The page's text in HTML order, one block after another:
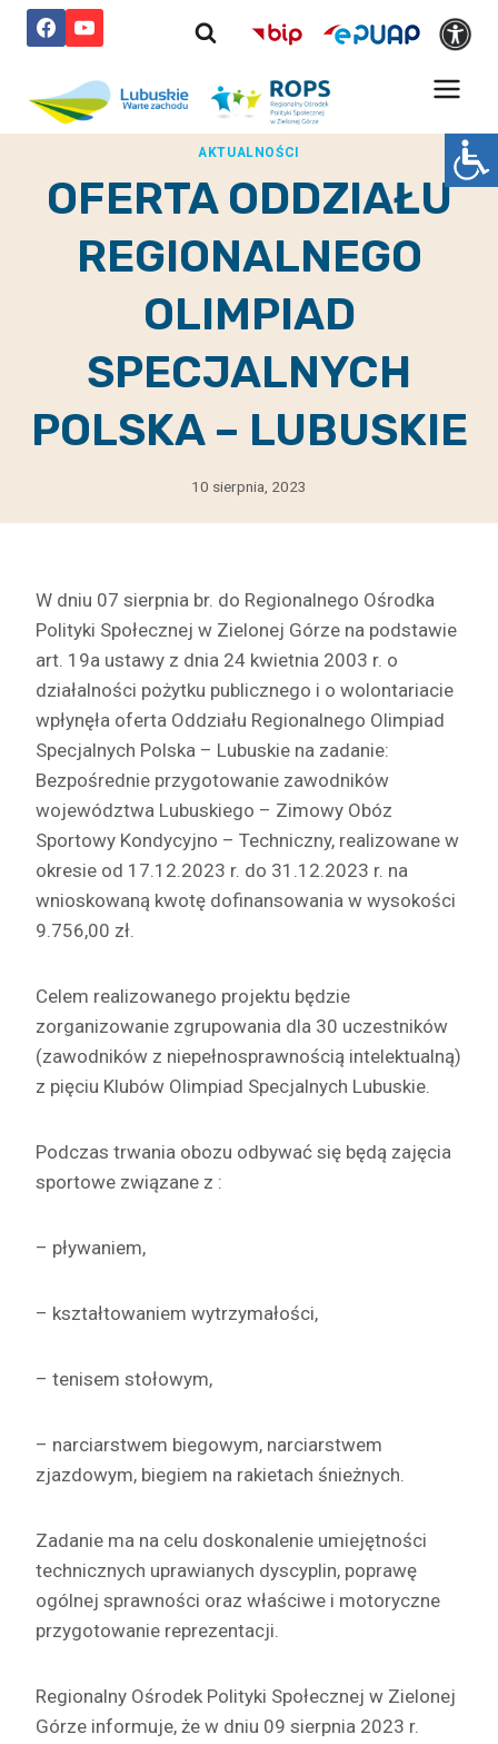
Przejdź
AKTUALNOŚCI
OFERTA ODDZIAŁU
REGIONALNEGO
OLIMPIAD
SPECJALNYCH
POLSKA – LUBUSKIE
10 sierpnia, 2023
W dniu 07 sierpnia br. do Regionalnego Ośrodka
Polityki Społecznej w Zielonej Górze na podstawie
art. 19a ustawy z dnia 24 kwietnia 2003 r. o
działalności pożytku publicznego i o wolontariacie
wpłynęła oferta Oddziału Regionalnego Olimpiad
Specjalnych Polska – Lubuskie na zadanie:
Bezpośrednie przygotowanie zawodników
województwa Lubuskiego – Zimowy Obóz
Sportowy Kondycyjno – Techniczny, realizowane w
okresie od 17.12.2023 r. do 31.12.2023 r. na
wnioskowaną kwotę dofinansowania w wysokości
9.756,00 zł.
Celem realizowanego projektu będzie
zorganizowanie zgrupowania dla 30 uczestników
(zawodników z niepełnosprawnością intelektualną)
z pięciu Klubów Olimpiad Specjalnych Lubuskie.
Podczas trwania obozu odbywać się będą zajęcia
sportowe związane z :
– pływaniem,
– kształtowaniem wytrzymałości,
– tenisem stołowym,
– narciarstwem biegowym, narciarstwem
zjazdowym, biegiem na rakietach śnieżnych.
Zadanie ma na celu doskonalenie umiejętności
technicznych uprawianych dyscyplin, poprawę
ogólnej sprawności oraz właściwe i motoryczne
przygotowanie reprezentacji.
Regionalny Ośrodek Polityki Społecznej w Zielonej
Górze informuje, że w dniu 09 sierpnia 2023 r.